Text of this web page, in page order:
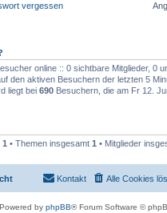
vergessen
online :: 0 sichtbare Mitglieder, 0
den aktiven Besuchern der letzten 5
liegt bei 690 Besuchern, die am Fr 12.
1 • Themen insgesamt 1 • Mitglieder
Alle Cookies
Kontakt
Powered by phpBB® Forum Software ©